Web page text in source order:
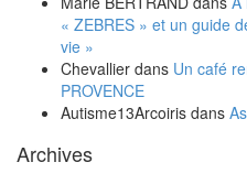
« ZEBRES » et un guide
vie »
Chevallier dans Un café
PROVENCE
Autisme13Arcoiris dans
Archives